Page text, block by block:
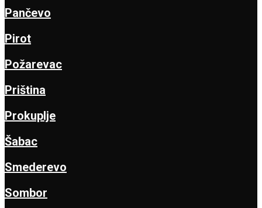
Pančevo
Pirot
Požarevac
Priština
Prokuplje
Šabac
Smederevo
Sombor